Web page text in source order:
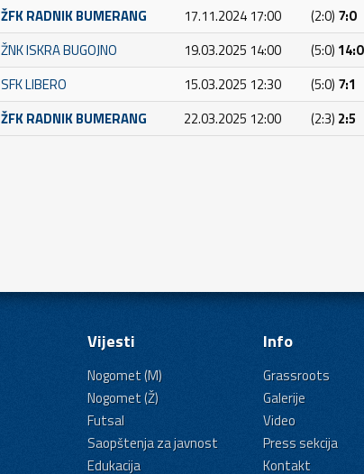
ŽFK RADNIK BUMERANG 17.11.2024 17:00 (2:0) 7:0
ŽNK ISKRA BUGOJNO 19.03.2025 14:00 (5:0) 14:0
SFK LIBERO 15.03.2025 12:30 (5:0) 7:1
ŽFK RADNIK BUMERANG 22.03.2025 12:00 (2:3) 2:5
Vijesti
Nogomet (M)
Nogomet (Ž)
Futsal
Saopštenja za javnost
Edukacija
Info
Grassroots
Galerije
Video
Press sekcija
Kontakt